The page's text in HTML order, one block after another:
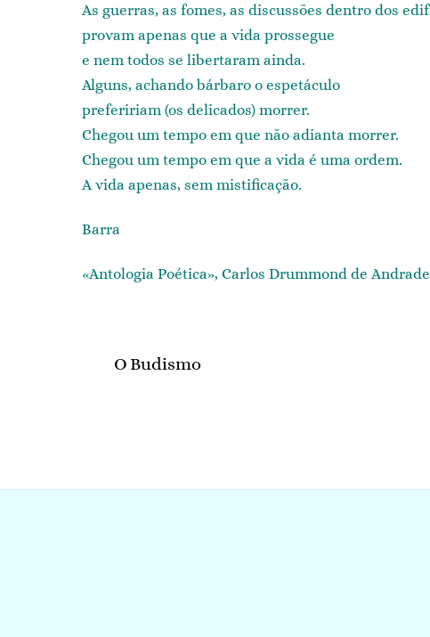
As guerras, as fomes, as discussões dentro dos
provam apenas que a vida prossegue
e nem todos se libertaram ainda.
Alguns, achando bárbaro o espetáculo
prefeririam (os delicados) morrer.
Chegou um tempo em que não adianta morrer.
Chegou um tempo em que a vida é uma ordem.
A vida apenas, sem mistificação.
Barra
«Antologia Poética», Carlos Drummond de
O Budismo